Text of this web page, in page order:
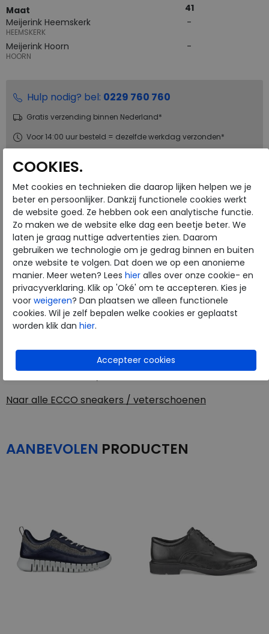
ECCO
Toon alles vanECCO
Naar alle ECCO sneakers / veterschoenen
Maat
41
Meijerink Heemskerk
HEEMSKERK
Meijerink Hoorn
HOORN
Hulp nodig? bel: 0229 760 760
Gratis verzending binnen Nederland*
Voor 14:00 uur besteld = dezelfde werkdag verzonden*
Merk
ECCO
Fabrikantcode
52331401482
Bestelcode
132.28.000012
Kleur
Cocoa brown
Materiaal
Leer
Uitneembaar voetbed
ja
AANBEVOLEN PRODUCTEN
COOKIES.
Met cookies en technieken die daarop lijken helpen we je
beter en persoonlijker. Dankzij functionele cookies werkt
de website goed. Ze hebben ook een analytische functie.
Zo maken we de website elke dag een beetje beter. We
laten je graag nuttige advertenties zien. Daarom
gebruiken we technologie om je gedrag binnen en buiten
onze website te volgen. Dat doen we op een anonieme
manier. Meer weten? Lees hier alles over onze cookie- en
privacyverklaring. Klik op 'Oké' om te accepteren. Kies je
voor weigeren? Dan plaatsen we alleen functionele
cookies. Wil je zelf bepalen welke cookies er geplaatst
worden klik dan hier.